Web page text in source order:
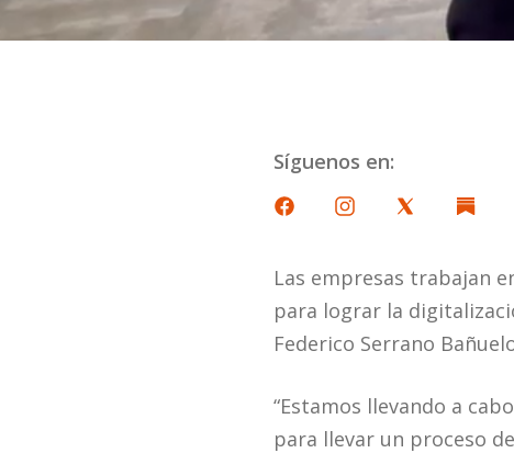
Síguenos en:
Las empresas trabajan
para lograr la
Federico Serrano
“Estamos llevando a
para llevar un proceso